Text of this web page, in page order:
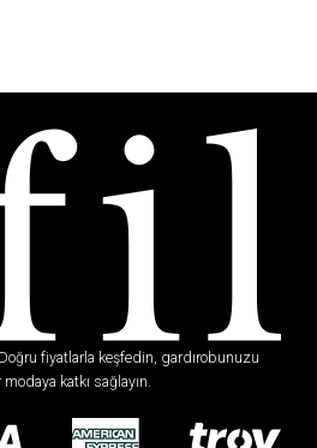
fiyatlarla keşfedin, gardırobunuzu
katkı sağlayın.